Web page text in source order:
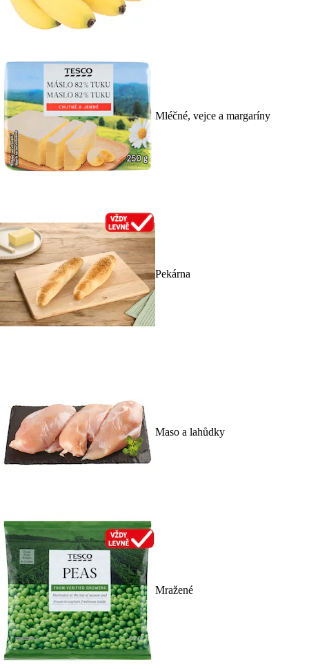
Mléčné, vejce a margaríny
Pekárna
Maso a lahůdky
Mražené